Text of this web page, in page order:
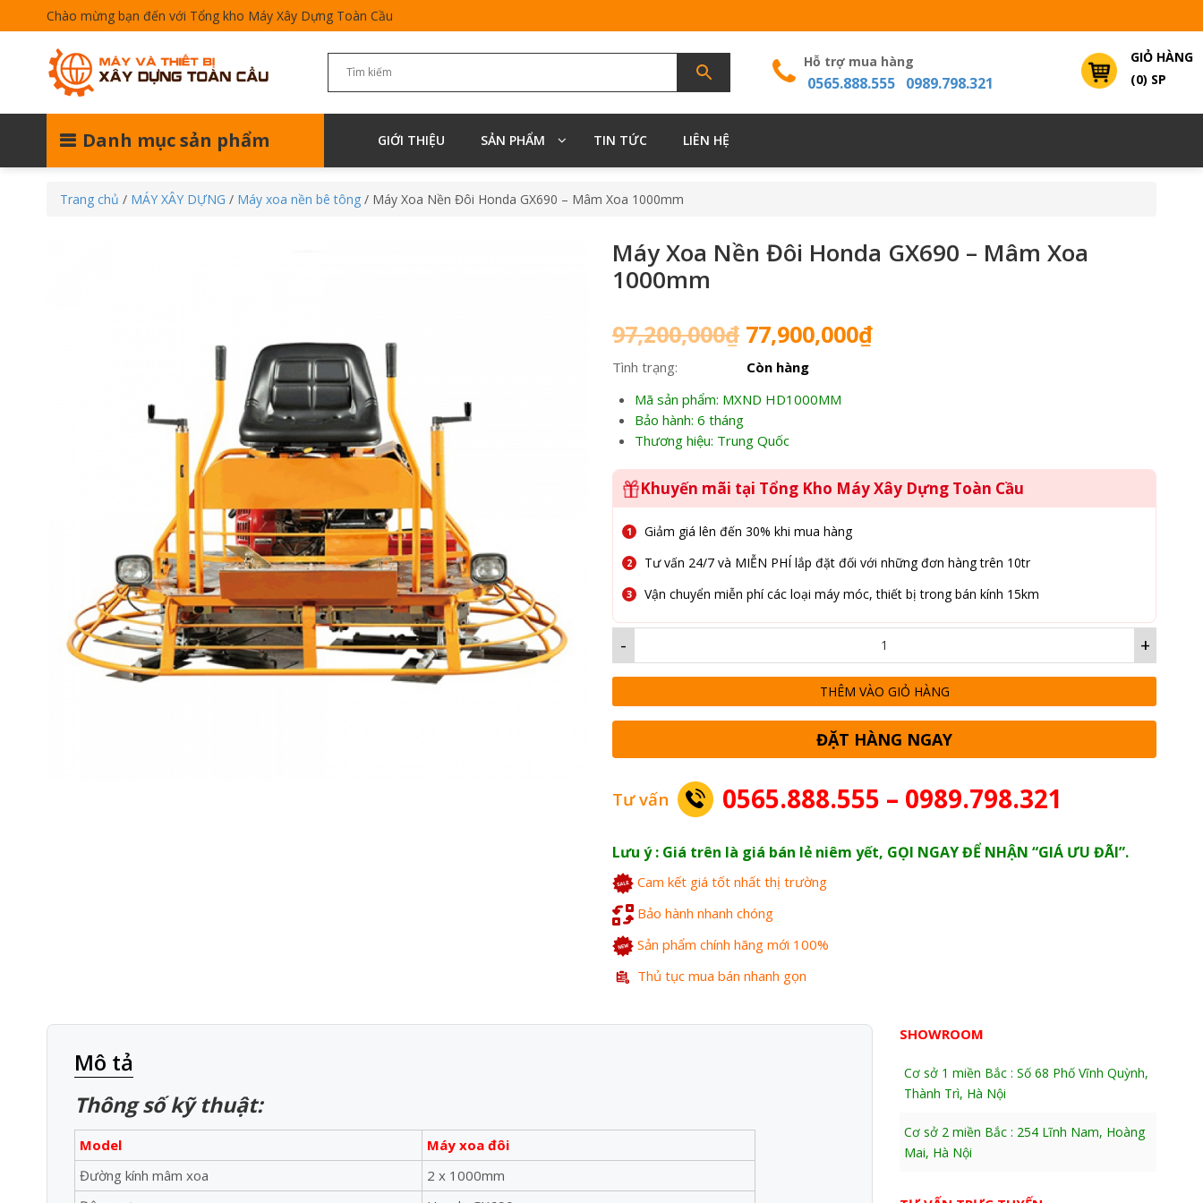
Chào mừng bạn đến với Tổng kho Máy Xây Dựng Toàn Cầu
Hỗ trợ mua hàng
0565.888.555 0989.798.321
GIỎ HÀNG
(0) SP
Danh mục sản phẩm GIỚI THIỆU SẢN PHẨM TIN TỨC LIÊN HỆ
Trang chủ / MÁY XÂY DỰNG / Máy xoa nền bê tông / Máy Xoa Nền Đôi Honda GX690 – Mâm Xoa 1000mm
Máy Xoa Nền Đôi Honda GX690 – Mâm Xoa
1000mm
97,200,000₫ Giá
gốc
là:
97,200,000₫.
77,900,000₫Giá
Tình trạng:
Còn hàng
Mã sản phẩm: MXND HD1000MM
Bảo hành: 6 tháng
Thương hiệu: Trung Quốc
Khuyến mãi tại Tổng Kho Máy Xây Dựng Toàn Cầu
Giảm giá lên đến 30% khi mua hàng
Tư vấn 24/7 và MIỄN PHÍ lắp đặt đối với những đơn hàng trên 10tr
Vận chuyển miễn phí các loại máy móc, thiết bị trong bán kính 15km
+
-
THÊM VÀO GIỎ HÀNG
ĐẶT HÀNG NGAY
Tư vấn 0565.888.555 – 0989.798.321
Lưu ý : Giá trên là giá bán lẻ niêm yết, GỌI NGAY ĐỂ NHẬN “GIÁ ƯU ĐÃI”.
Cam kết giá tốt nhất thị trường
Bảo hành nhanh chóng
Sản phẩm chính hãng mới 100%
Thủ tục mua bán nhanh gọn
Mô tả
Thông số kỹ thuật:
Model
Máy xoa đôi
Đường kính mâm xoa
2 x 1000mm
SHOWROOM
Cơ sở 1 miền Bắc : Số 68 Phố Vĩnh Quỳnh,
Thành Trì, Hà Nội
Cơ sở 2 miền Bắc : 254 Lĩnh Nam, Hoàng
Mai, Hà Nội